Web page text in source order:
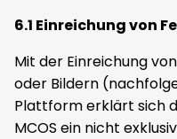
6.1 Einreichung von
Mit der Einreichung
oder Bildern
Plattform erklärt sich
MCOS ein nicht